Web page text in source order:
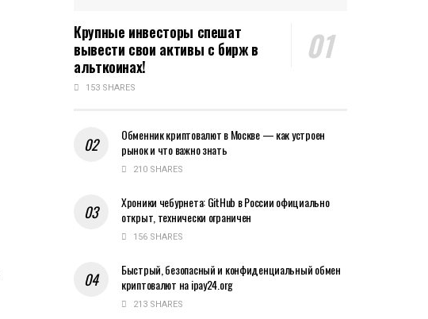
Крупные инвесторы спешат
вывести свои активы с бирж в
альткоинах!
153 SHARES
Обменник криптовалют в Москве — как устроен
рынок и что важно знать
210 SHARES
Хроники чебурнета: GitHub в России официально
открыт, технически ограничен
156 SHARES
Быстрый, безопасный и конфиденциальный обмен
криптовалют на ipay24.org
213 SHARES